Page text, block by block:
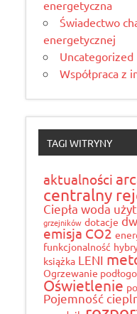
energetyczna
Świadectwo
energetycznej
Uncategorized
Współpraca z
TAGI WITRYNY
aktualności
centralny
Ciepła woda
grzejników dotacje
emisja CO2
funkcjonalność
książka LENI
Ogrzewanie
Oświetlenie
Pojemność